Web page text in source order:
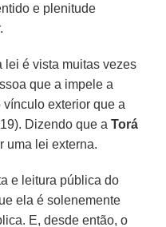
e plenitude
lei é vista muitas vezes
que a impele a
vínculo exterior que a
Dizendo que aTorá
uma lei externa.
e leitura pública do
ela é solenemente
E, desde então, o